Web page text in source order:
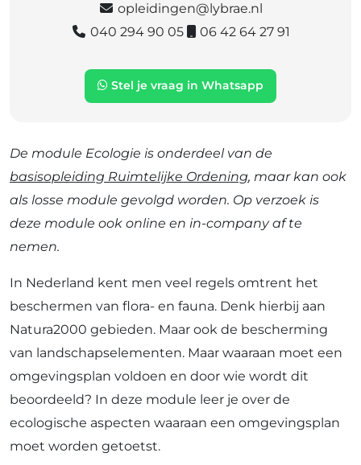
De module Ecologie is onderdeel van de
basisopleiding Ruimtelijke Ordening, maar kan ook
als losse module gevolgd worden. Op verzoek is
deze module ook online en in-company af te
nemen.
In Nederland kent men veel regels omtrent het
beschermen van flora- en fauna. Denk hierbij aan
Natura2000 gebieden. Maar ook de bescherming
van landschapselementen. Maar waaraan moet een
omgevingsplan voldoen en door wie wordt dit
beoordeeld? In deze module leer je over de
ecologische aspecten waaraan een omgevingsplan
moet worden getoetst.
opleidingen@lybrae.nl
040 294 90 05
06 42 64 27 91
Stel je vraag in Whatsapp